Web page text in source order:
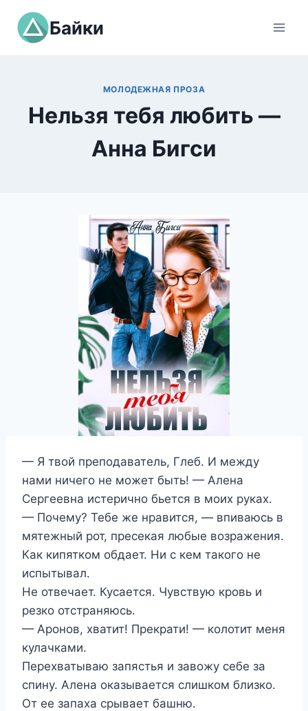
Перейти
содержимому
Байки
МОЛОДЕЖНАЯ ПРОЗА
Нельзя тебя любить —
Анна Бигси
— Я твой преподаватель, Глеб. И между
нами ничего не может быть! — Алена
Сергеевна истерично бьется в моих руках.
— Почему? Тебе же нравится, — впиваюсь в
мятежный рот, пресекая любые возражения.
Как кипятком обдает. Ни с кем такого не
испытывал.
Не отвечает. Кусается. Чувствую кровь и
резко отстраняюсь.
— Аронов, хватит! Прекрати! — колотит меня
кулачками.
Перехватываю запястья и завожу себе за
спину. Алена оказывается слишком близко.
От ее запаха срывает башню.